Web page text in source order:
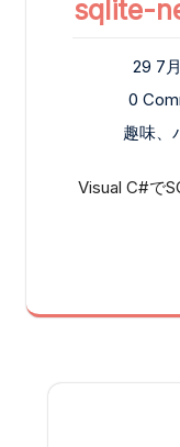
sqlite-
29 7
0
趣味、
Visual C#で